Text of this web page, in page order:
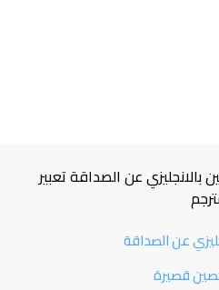
عن الصداقة تعبير
عن الصداقة
قصيرة